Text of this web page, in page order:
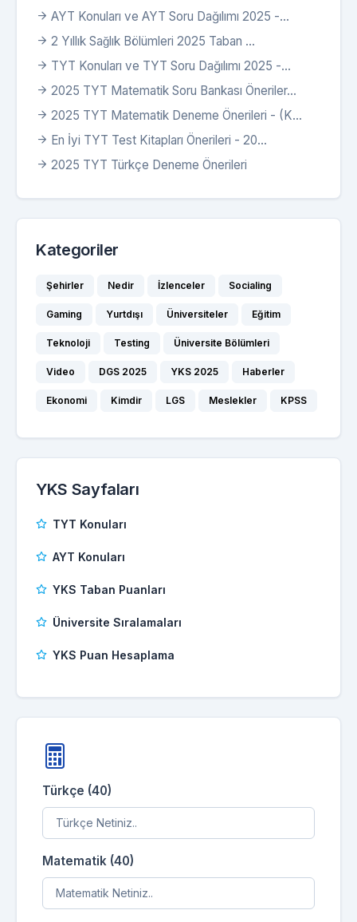
AYT Konuları ve AYT Soru Dağılımı 2025 -...
2 Yıllık Sağlık Bölümleri 2025 Taban ...
TYT Konuları ve TYT Soru Dağılımı 2025 -...
2025 TYT Matematik Soru Bankası Öneriler...
2025 TYT Matematik Deneme Önerileri - (K...
En İyi TYT Test Kitapları Önerileri - 20...
2025 TYT Türkçe Deneme Önerileri
Kategoriler
Şehirler Nedir İzlenceler Socialing
Gaming Yurtdışı Üniversiteler Eğitim
Teknoloji Testing Üniversite Bölümleri
Video DGS 2025 YKS 2025 Haberler
Ekonomi Kimdir LGS Meslekler KPSS
YKS Sayfaları
TYT Konuları
AYT Konuları
YKS Taban Puanları
Üniversite Sıralamaları
YKS Puan Hesaplama
Türkçe (40)
Matematik (40)